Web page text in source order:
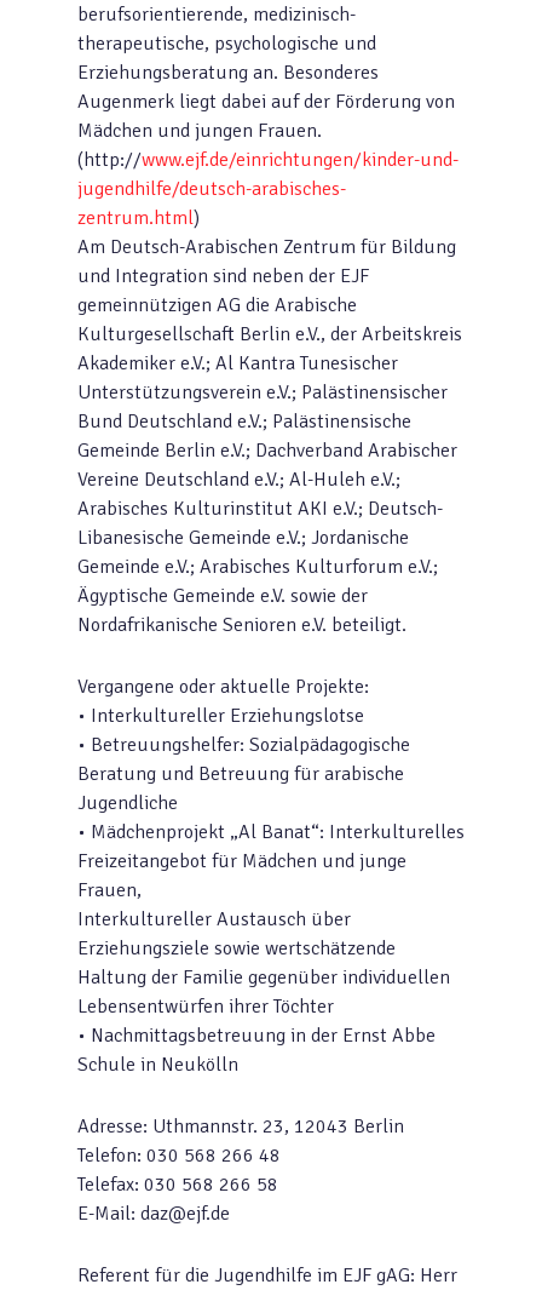
berufsorientierende, medizinisch-
therapeutische, psychologische und
Erziehungsberatung an. Besonderes
Augenmerk liegt dabei auf der Förderung von
Mädchen und jungen Frauen.
(http://www.ejf.de/einrichtungen/kinder-und-
jugendhilfe/deutsch-arabisches-
zentrum.html)
Am Deutsch-Arabischen Zentrum für Bildung
und Integration sind neben der EJF
gemeinnützigen AG die Arabische
Kulturgesellschaft Berlin e.V., der Arbeitskreis
Akademiker e.V.; Al Kantra Tunesischer
Unterstützungsverein e.V.; Palästinensischer
Bund Deutschland e.V.; Palästinensische
Gemeinde Berlin e.V.; Dachverband Arabischer
Vereine Deutschland e.V.; Al-Huleh e.V.;
Arabisches Kulturinstitut AKI e.V.; Deutsch-
Libanesische Gemeinde e.V.; Jordanische
Gemeinde e.V.; Arabisches Kulturforum e.V.;
Ägyptische Gemeinde e.V. sowie der
Nordafrikanische Senioren e.V. beteiligt.
Vergangene oder aktuelle Projekte:
• Interkultureller Erziehungslotse
• Betreuungshelfer: Sozialpädagogische
Beratung und Betreuung für arabische
Jugendliche
• Mädchenprojekt „Al Banat“: Interkulturelles
Freizeitangebot für Mädchen und junge
Frauen,
Interkultureller Austausch über
Erziehungsziele sowie wertschätzende
Haltung der Familie gegenüber individuellen
Lebensentwürfen ihrer Töchter
• Nachmittagsbetreuung in der Ernst Abbe
Schule in Neukölln
Adresse: Uthmannstr. 23, 12043 Berlin
Telefon: 030 568 266 48
Telefax: 030 568 266 58
E-Mail: daz@ejf.de
Referent für die Jugendhilfe im EJF gAG: Herr